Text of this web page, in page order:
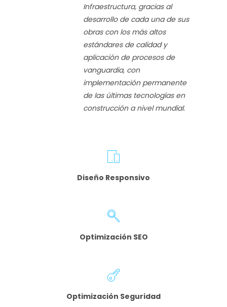
Infraestructura, gracias al
desarrollo de cada una de sus
obras con los más altos
estándares de calidad y
aplicación de procesos de
vanguardia, con
implementación permanente
de las últimas tecnologías en
construcción a nivel mundial.
Diseño Responsivo
Optimización SEO
Optimización Seguridad